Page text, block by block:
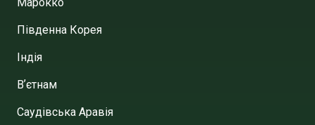
Марокко
Південна Корея
Індія
Вʼєтнам
Саудівська Аравія